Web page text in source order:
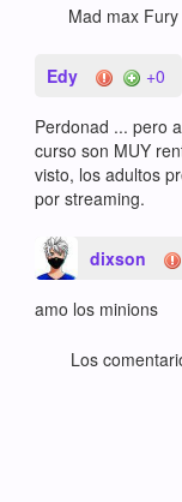
Mad max
Edy +0
Perdonad ... pero
curso son MUY
visto, los adultos
por streaming.
dixson
amo los minions
Los